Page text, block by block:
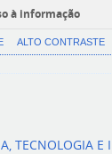
à informação
ALTO CONTRASTE
TECNOLOGIA E